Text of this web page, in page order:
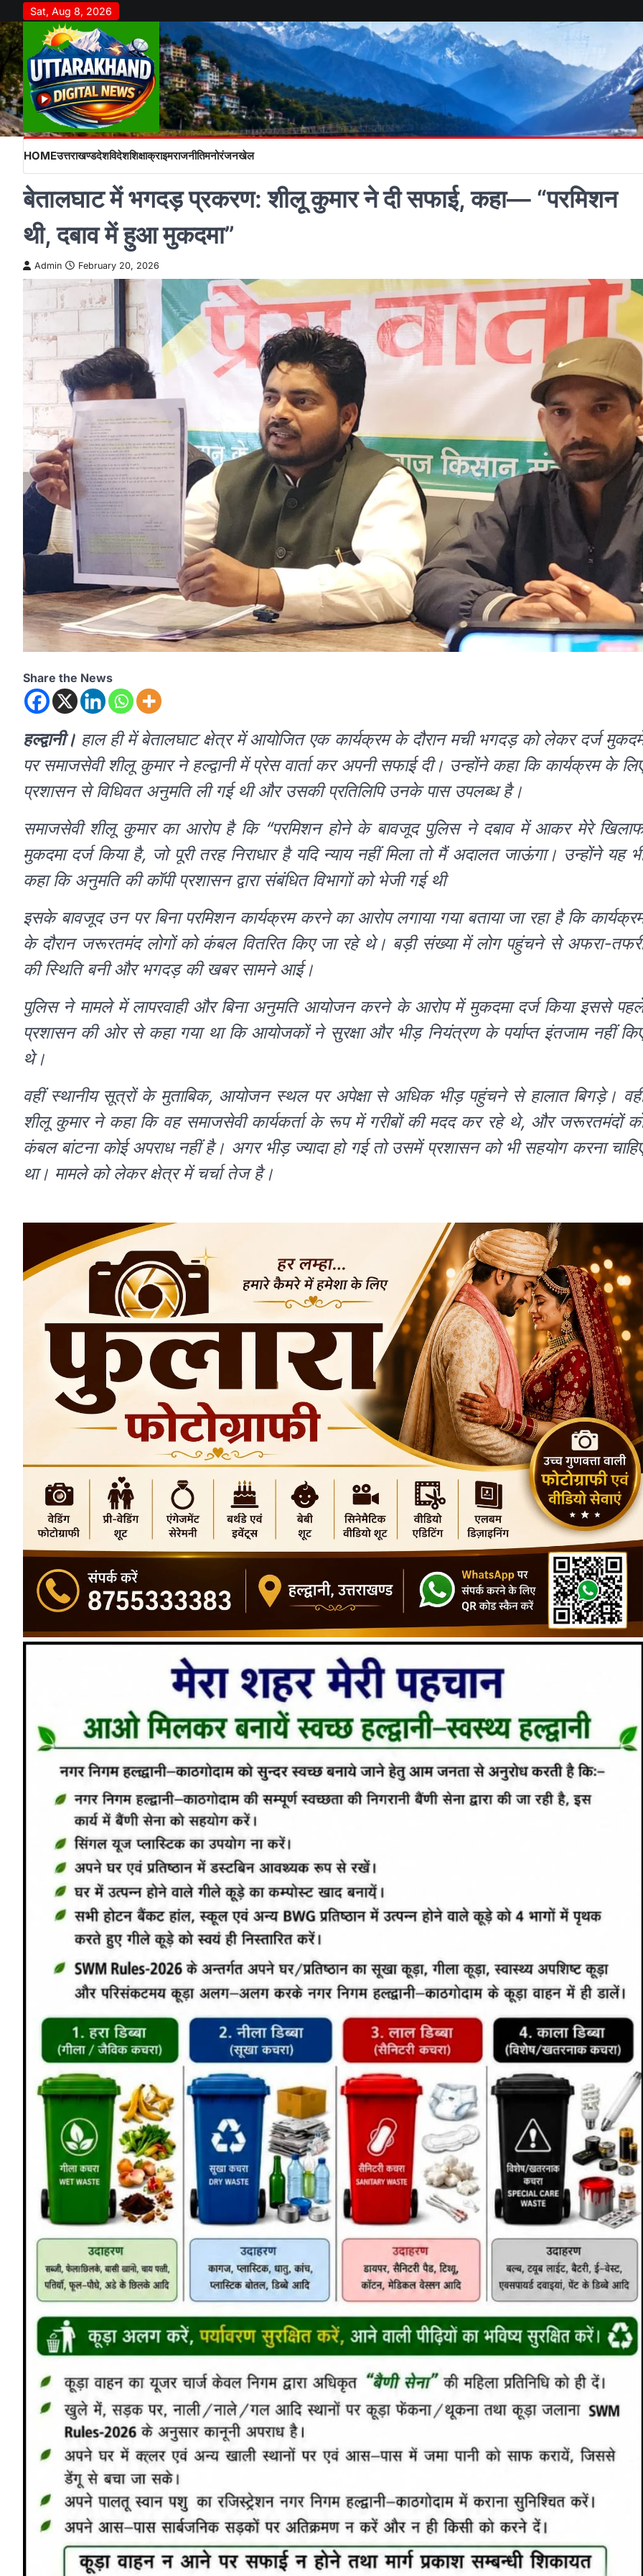
to
content
Sat, Aug 8, 2026
HOMEउत्तराखण्डदेशविदेशशिक्षाक्राइमराजनीतिमनोरंजनखेल
बेतालघाट में भगदड़ प्रकरण: शीलू कुमार ने दी सफाई, कहा— “परमिशन
थी, दबाव में हुआ मुकदमा”
Admin February 20, 2026
Share the News
हल्द्वानी। हाल ही में बेतालघाट क्षेत्र में आयोजित एक कार्यक्रम के दौरान मची भगदड़ को लेकर दर्ज
पर समाजसेवी शीलू कुमार ने हल्द्वानी में प्रेस वार्ता कर अपनी सफाई दी। उन्होंने कहा कि कार्यक्रम के
प्रशासन से विधिवत अनुमति ली गई थी और उसकी प्रतिलिपि उनके पास उपलब्ध है।
समाजसेवी शीलू कुमार का आरोप है कि “परमिशन होने के बावजूद पुलिस ने दबाव में आकर मेरे
मुकदमा दर्ज किया है, जो पूरी तरह निराधार है यदि न्याय नहीं मिला तो मैं अदालत जाऊंगा। उन्होंने यह
कहा कि अनुमति की कॉपी प्रशासन द्वारा संबंधित विभागों को भेजी गई थी
इसके बावजूद उन पर बिना परमिशन कार्यक्रम करने का आरोप लगाया गया बताया जा रहा है कि
के दौरान जरूरतमंद लोगों को कंबल वितरित किए जा रहे थे। बड़ी संख्या में लोग पहुंचने से अफरा-
की स्थिति बनी और भगदड़ की खबर सामने आई।
पुलिस ने मामले में लापरवाही और बिना अनुमति आयोजन करने के आरोप में मुकदमा दर्ज किया इससे
प्रशासन की ओर से कहा गया था कि आयोजकों ने सुरक्षा और भीड़ नियंत्रण के पर्याप्त इंतजाम नहीं
थे।
वहीं स्थानीय सूत्रों के मुताबिक, आयोजन स्थल पर अपेक्षा से अधिक भीड़ पहुंचने से हालात बिगड़े।
शीलू कुमार ने कहा कि वह समाजसेवी कार्यकर्ता के रूप में गरीबों की मदद कर रहे थे, और जरूरतमंदों
कंबल बांटना कोई अपराध नहीं है। अगर भीड़ ज्यादा हो गई तो उसमें प्रशासन को भी सहयोग करना
था। मामले को लेकर क्षेत्र में चर्चा तेज है।